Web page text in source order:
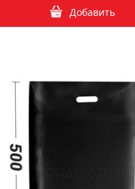
Добавить